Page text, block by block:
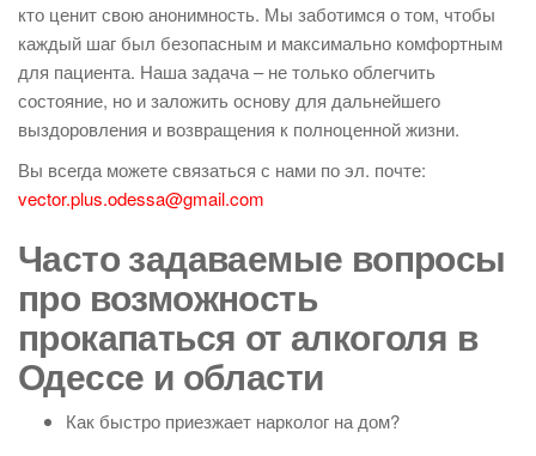
кто ценит свою анонимность. Мы заботимся о том, чтобы
каждый шаг был безопасным и максимально комфортным
для пациента. Наша задача – не только облегчить
состояние, но и заложить основу для дальнейшего
выздоровления и возвращения к полноценной жизни.
Вы всегда можете связаться с нами по эл. почте:
vector.plus.odessa@gmail.com
Часто задаваемые вопросы
про возможность
прокапаться от алкоголя в
Одессе и области
Как быстро приезжает нарколог на дом?